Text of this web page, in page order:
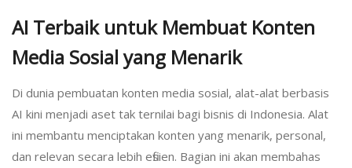
AI Terbaik untuk Membuat Konten
Media Sosial yang Menarik
Di dunia pembuatan konten media sosial, alat-alat berbasis
AI kini menjadi aset tak ternilai bagi bisnis di Indonesia. Alat
ini membantu menciptakan konten yang menarik, personal,
dan relevan secara lebih efisien. Bagian ini akan membahas